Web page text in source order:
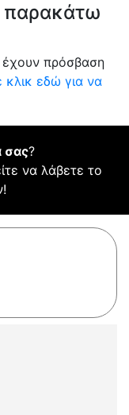
παρακάτω
έχουν πρόσβαση
κλικ εδώ για να
σας?
να λάβετε το